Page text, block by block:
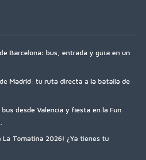
Barcelona: bus, entrada y guía en un
Madrid: tu ruta directa a la batalla de
desde Valencia y fiesta en la Fun
La Tomatina 2026! ¿Ya tienes tu